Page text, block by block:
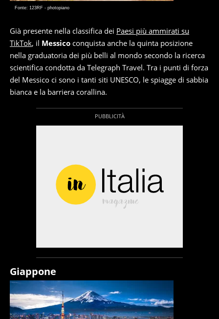
Fonte: 123RF - photopiano
Già presente nella classifica dei Paesi più ammirati su
TikTok, il Messico conquista anche la quinta posizione
nella graduatoria dei più belli al mondo secondo la ricerca
scientifica condotta da Telegraph Travel. Tra i punti di forza
del Messico ci sono i tanti siti UNESCO, le spiagge di sabbia
bianca e la barriera corallina.
Giappone